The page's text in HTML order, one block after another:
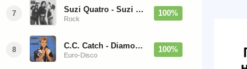
7 Suzi Quatro - Suzi Quatro (Bonus Tracks, Remaster) 1973/2022
Rock
100%
8 C.C. Catch - Diamonds. Her Greatest Hits 1988
Euro-Disco
100%